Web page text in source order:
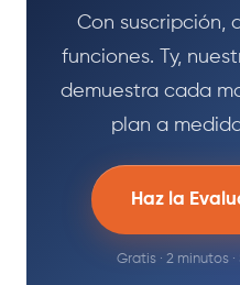
Con suscripción,
funciones. Ty,
demuestra cada
plan a
Haz la
Gratis · 2 minutos